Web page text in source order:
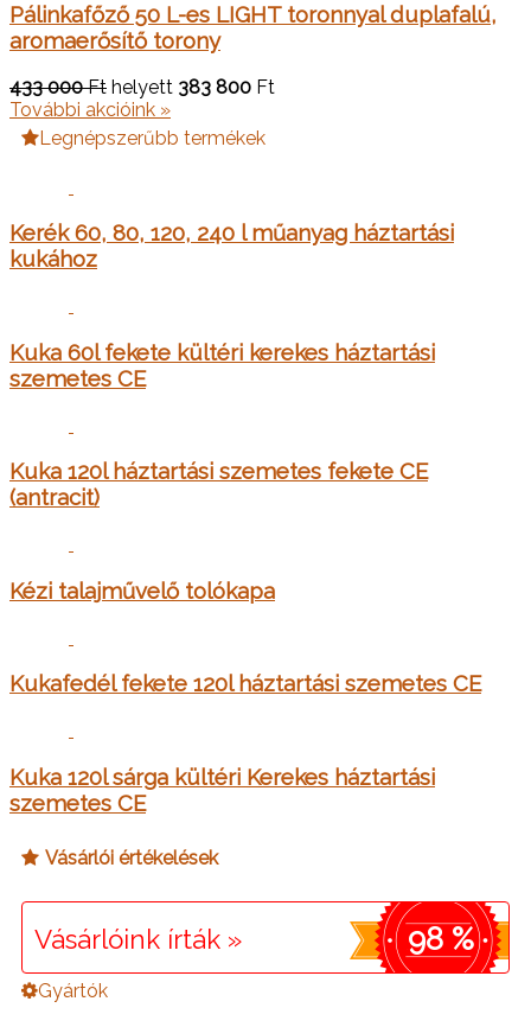
Pálinkafőző 50 L-es LIGHT toronnyal duplafalú,
aromaerősítő torony
433 000 Ft helyett 383 800 Ft
További akcióink »
Legnépszerűbb termékek
Kerék 60, 80, 120, 240 l műanyag háztartási
kukához
Kuka 60l fekete kültéri kerekes háztartási
szemetes CE
Kuka 120l háztartási szemetes fekete CE
(antracit)
Kézi talajművelő tolókapa
Kukafedél fekete 120l háztartási szemetes CE
Kuka 120l sárga kültéri Kerekes háztartási
szemetes CE
Vásárlói értékelések
Vásárlóink írták » 98 %
Gyártók